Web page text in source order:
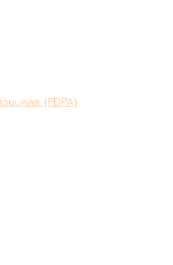
วนบุคลล (PDPA)